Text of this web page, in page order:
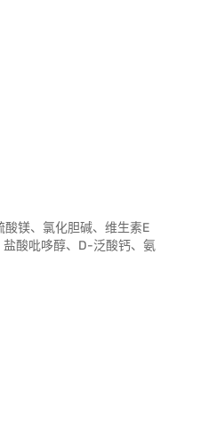
镁、氯化胆碱、维生素E
酸吡哆醇、D-泛酸钙、氨